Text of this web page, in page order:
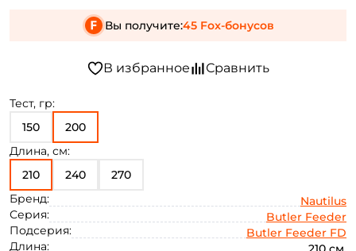
Тест, гр:
150
200
Длина, см:
210
240
270
Бренд:
Nautilus
Серия:
Butler Feeder
Подсерия:
Butler Feeder FD
Длина:
Вы получите:45 Fox-бонусов